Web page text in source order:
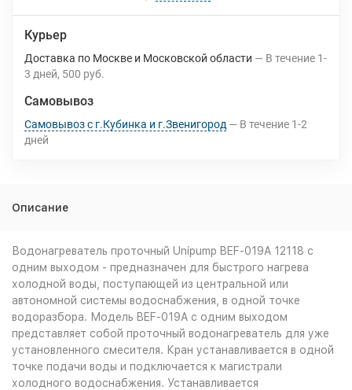
Курьер
Доставка по Москве и Московской области В течение 1-
3 дней 500 руб.
Самовывоз
Самовывоз с г.Кубинка и г.Звенигород В течение 1-2
дней
Описание
Водонагреватель проточный Unipump BEF-019A 12118 с
одним выходом - предназначен для быстрого нагрева
холодной воды, поступающей из центральной или
автономной системы водоснабжения, в одной точке
водоразбора. Модель BEF-019A с одним выходом
представляет собой проточный водонагреватель для уже
установленного смесителя. Кран устанавливается в одной
точке подачи воды и подключается к магистрали
холодного водоснабжения. Устанавливается